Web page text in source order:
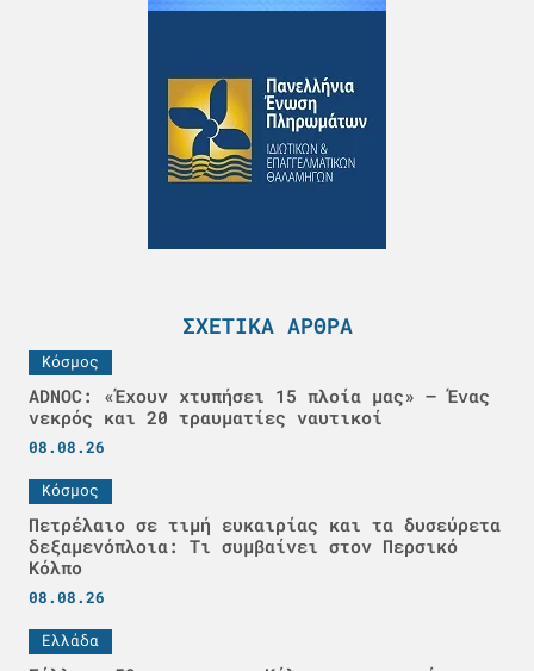
ΣΧΕΤΙΚΆ ΆΡΘΡΑ
Κόσμος
ADNOC: «Έχουν χτυπήσει 15 πλοία μας» – Ένας
νεκρός και 20 τραυματίες ναυτικοί
08.08.26
Κόσμος
Πετρέλαιο σε τιμή ευκαιρίας και τα δυσεύρετα
δεξαμενόπλοια: Τι συμβαίνει στον Περσικό
Κόλπο
08.08.26
Ελλάδα